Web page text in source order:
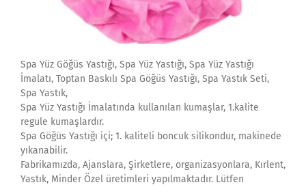
Spa Yüz Göğüs Yastığı, Spa Yüz Yastığı, Spa Yüz Yastığı
İmalatı, Toptan Baskılı Spa Göğüs Yastığı, Spa Yastık Seti,
Spa Yastık,
Spa Yüz Yastığı İmalatında kullanılan kumaşlar, 1.kalite
regule kumaşlardır.
Spa Göğüs Yastığı içi; 1. kaliteli boncuk silikondur, makinede
yıkanabilir.
Fabrikamızda, Ajanslara, Şirketlere, organizasyonlara, Kırlent,
Yastık, Minder Özel üretimleri yapılmaktadır. Lütfen